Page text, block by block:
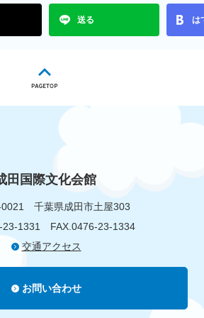
送る は
田国際文化会館
千葉県成田市土屋303
23-1331 FAX.0476-23-1334
交通アクセス
お問い合わせ